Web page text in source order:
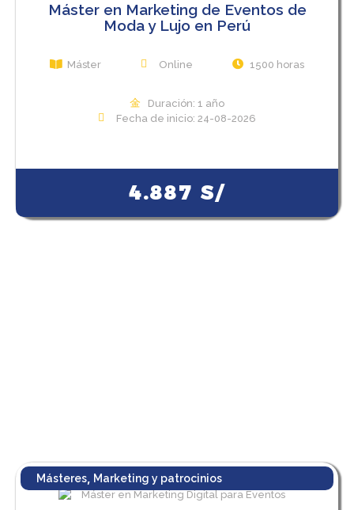
Máster en Marketing de Eventos de
Moda y Lujo en Perú
Máster Online 1500 horas
Duración: 1 año
Fecha de inicio: 24-08-2026
4.887 S/
Másteres Marketing y patrocinios